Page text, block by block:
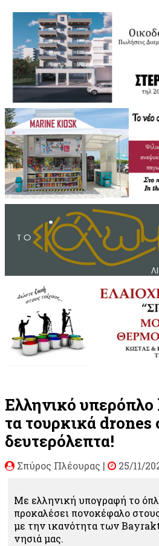
Ελληνικό υπερόπλο
τα τουρκικά drones
δευτερόλεπτα!
Σπύρος Πλέουρας | 25/11/
Με ελληνική υπογραφή το
προκαλέσει πονοκέφαλο
με την ικανότητα των
νησιά μας.